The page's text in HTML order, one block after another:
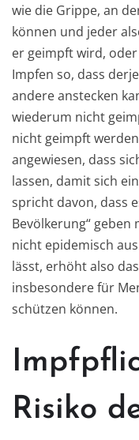
wie die Grippe, an
können und jeder
er geimpft wird,
Impfen so, dass
andere anstecken
wiederum nicht
nicht geimpft
angewiesen, dass
lassen, damit sich
spricht davon, dass
Bevölkerung“
nicht epidemisch
lässt, erhöht also
insbesondere für
schützen können.
Risiko